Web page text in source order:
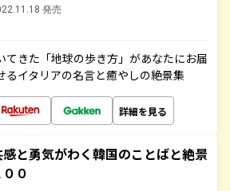
発売
てきた「地球の歩き方」があなたにお届
るイタリアの名言と癒やしの絶景集
詳細を見る
と勇気がわく韓国のことばと絶景
００